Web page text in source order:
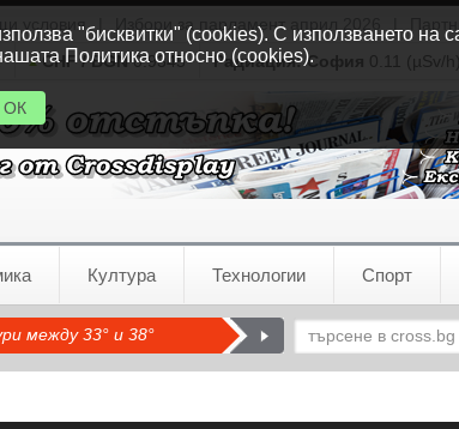
условия Избори за парламент април 2026
CHF / BGN0.9345 Радиация:София 0.11 (µSv/h)
Култура Технологии Спорт
между 33° и 38°
"бисквитки" (cookies). С използването на
Политика относно (cookies).
ОК